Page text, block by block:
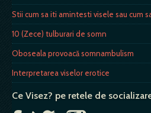
Stii cum sa iti amintesti visele sau cum
10 (Zece) tulburari de somn
Oboseala provoacă somnambulism
Interpretarea viselor erotice
Ce Visez? pe retele de